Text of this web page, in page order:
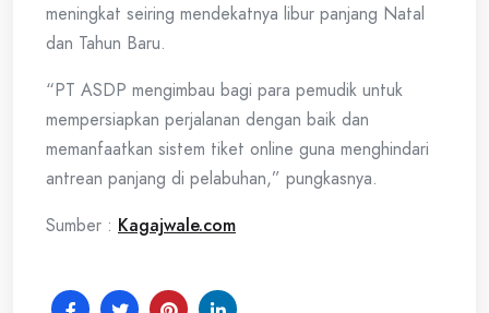
meningkat seiring mendekatnya libur panjang Natal
dan Tahun Baru.
“PT ASDP mengimbau bagi para pemudik untuk
mempersiapkan perjalanan dengan baik dan
memanfaatkan sistem tiket online guna menghindari
antrean panjang di pelabuhan,” pungkasnya.
Sumber : Kagajwale.com